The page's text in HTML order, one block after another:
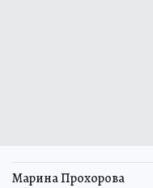
Марина Прохорова